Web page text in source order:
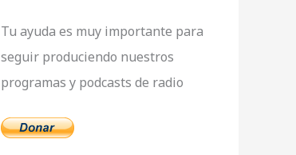
Tu ayuda es muy importante para
seguir produciendo nuestros
programas y podcasts de radio